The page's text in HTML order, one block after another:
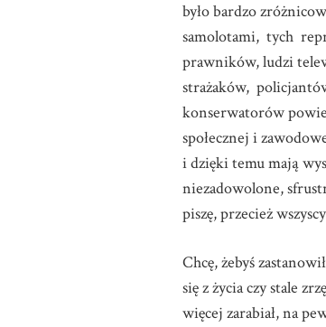
było bardzo
samolotami, tych
prawników, ludzi
strażaków,
konserwatorów
społecznej i
i dzięki temu mają
niezadowolone,
piszę, przecież
Chcę, żebyś
się z życia czy stale
więcej zarabiał, na